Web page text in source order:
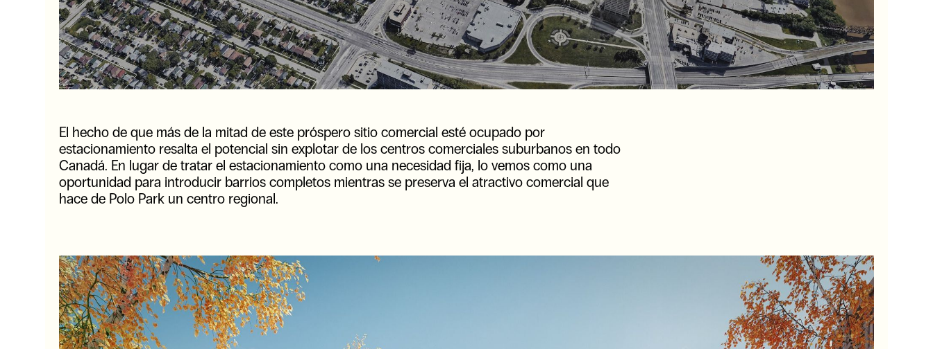
El hecho de que más de la mitad de este próspero sitio comercial esté ocupado por
estacionamiento resalta el potencial sin explotar de los centros comerciales suburbanos en todo
Canadá. En lugar de tratar el estacionamiento como una necesidad fija, lo vemos como una
oportunidad para introducir barrios completos mientras se preserva el atractivo comercial que
hace de Polo Park un centro regional.